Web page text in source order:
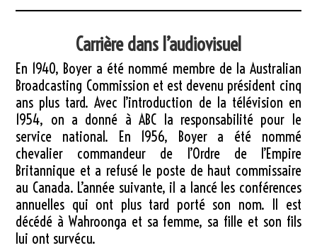
Carrière dans l’audiovisuel
En 1940, Boyer a été nommé membre de la Australian
Broadcasting Commission et est devenu président cinq
ans plus tard. Avec l’introduction de la télévision en
1954, on a donné à ABC la responsabilité pour le
service national. En 1956, Boyer a été nommé
chevalier commandeur de l’Ordre de l’Empire
Britannique et a refusé le poste de haut commissaire
au Canada. L’année suivante, il a lancé les conférences
annuelles qui ont plus tard porté son nom. Il est
décédé à Wahroonga et sa femme, sa fille et son fils
lui ont survécu.